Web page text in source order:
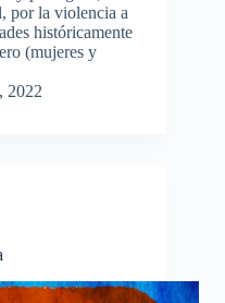
por la violencia a
históricamente
(mujeres y
2022